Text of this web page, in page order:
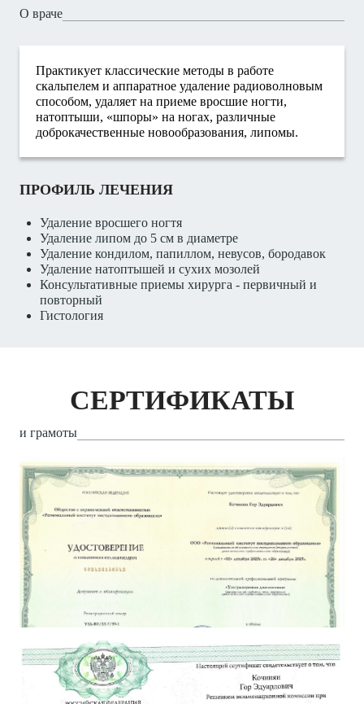
О враче
Практикует классические методы в работе
скальпелем и аппаратное удаление радиоволновым
способом, удаляет на приеме вросшие ногти,
натоптыши, «шпоры» на ногах, различные
доброкачественные новообразования, липомы.
ПРОФИЛЬ ЛЕЧЕНИЯ
Удаление вросшего ногтя
Удаление липом до 5 см в диаметре
Удаление кондилом, папиллом, невусов, бородавок
Удаление натоптышей и сухих мозолей
Консультативные приемы хирурга - первичный и
повторный
Гистология
СЕРТИФИКАТЫ
и грамоты